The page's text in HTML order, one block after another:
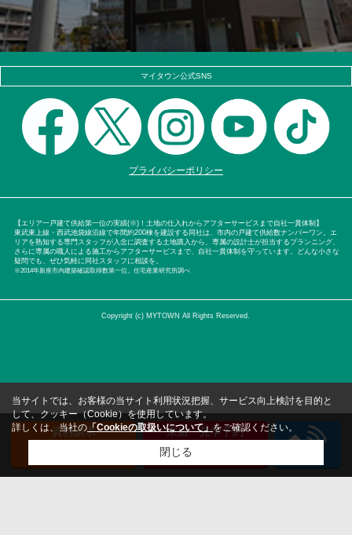
マイタウン公式SNS
プライバシーポリシー
【エリア一戸建て供給第一位の実績(※)！土地の仕入れからアフターサービスまで自社一貫体制】
東武東上線・西武池袋線沿線で年間約200棟を建設する同社は、市内の戸建て供給数ナンバーワン。エ
リアを熟知する専門スタッフが入念に調査する土地購入から、専属の設計士が担当するプランニング、
さらに専属の職人による施工からアフターサービスまで、自社一貫体制を守っています。どんな小さな
疑問でも、ぜひ気軽に同社スタッフに相談を。
※2014年新座市内建築確認取得数第一位。住宅産業研究所調べ
Copyright (c) MYTOWN All Rights Reserved.
資料請求
来店・見学予約
（無料）
当サイトでは、お客様の当サイト利用状況把握、サービス向上検討を目的と
して、クッキー（Cookie）を使用しています。
詳しくは、当社の「Cookieの取扱いについて」をご確認ください。
閉じる